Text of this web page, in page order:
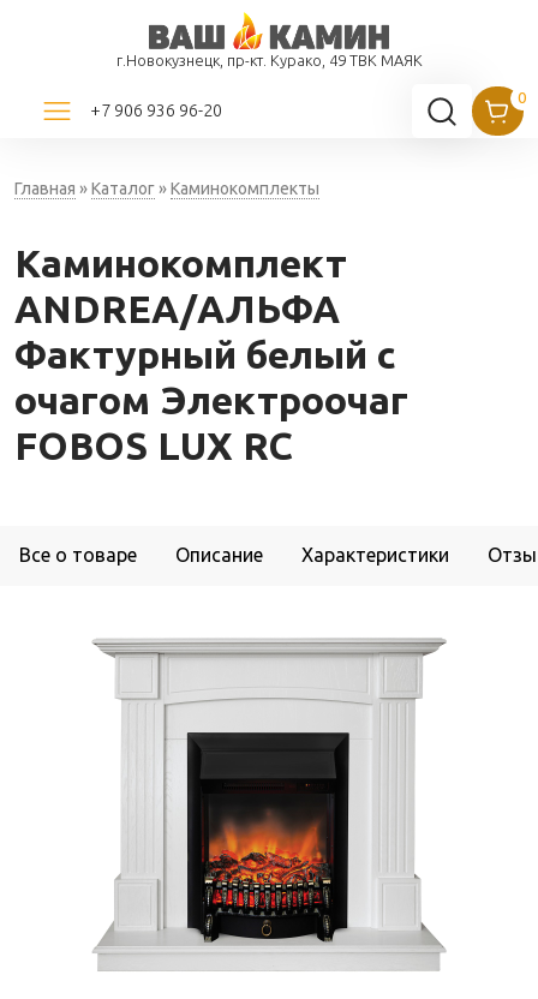
г.Новокузнецк, пр-кт. Курако, 49 ТВК МАЯК
+7 906 936 96-20
Главная »Каталог»Каминокомплекты
Каминокомплект
ANDREA/АЛЬФА
Фактурный белый с
очагом Электроочаг
FOBOS LUX RC
Все о товаре Описание Характеристики